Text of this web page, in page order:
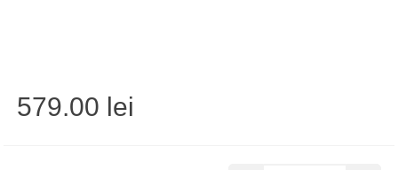
579.00 lei